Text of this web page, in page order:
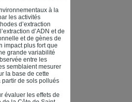
à la
les activités
d’extraction
d’ADN et de
et de gènes de
impact plus fort que
grande variabilité
entre les
semblaient mesurer
la base de cette
partir de sols pollués
évaluer les effets de